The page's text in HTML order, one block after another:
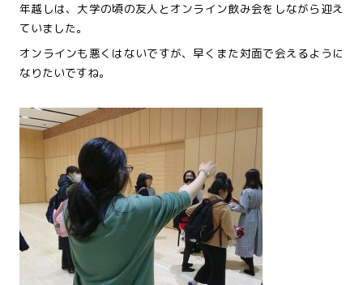
年越しは、大学の頃の友人とオンライン飲み会をしながら迎え
ていました。
オンラインも悪くはないですが、早くまた対面で会えるように
なりたいですね。